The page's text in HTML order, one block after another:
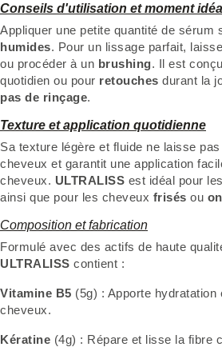
Conseils d'utilisation et moment
Appliquer une petite quantité de sérum
humides. Pour un lissage parfait,
ou procéder à un brushing. Il est
quotidien ou pour retouches durant la
pas de rinçage.
Texture et application quotidienne
Sa texture légère et fluide ne laisse
cheveux et garantit une application
cheveux. ULTRALISS est idéal pour
ainsi que pour les cheveux frisés ou
Composition et fabrication
Formulé avec des actifs de haute
ULTRALISS contient :
Vitamine B5 (5g) : Apporte hydratation
cheveux.
Kératine (4g) : Répare et lisse la fibre